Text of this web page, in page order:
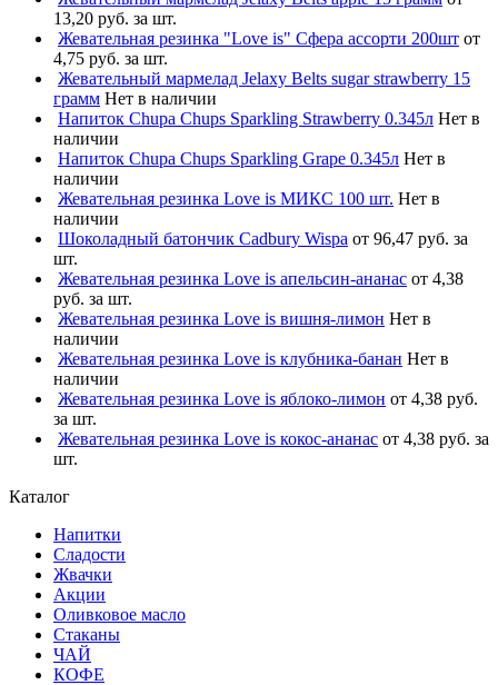
13,20 руб. за шт.
Жевательная резинка "Love is" Сфера ассорти 200шт от
4,75 руб. за шт.
Жевательный мармелад Jelaxy Belts sugar strawberry 15
грамм Нет в наличии
Напиток Chupa Chups Sparkling Strawberry 0.345л Нет в
наличии
Напиток Chupa Chups Sparkling Grape 0.345л Нет в
наличии
Жевательная резинка Love is МИКС 100 шт. Нет в
наличии
Шоколадный батончик Cadbury Wispa от 96,47 руб. за
шт.
Жевательная резинка Love is апельсин-ананас от 4,38
руб. за шт.
Жевательная резинка Love is вишня-лимон Нет в
наличии
Жевательная резинка Love is клубника-банан Нет в
наличии
Жевательная резинка Love is яблоко-лимон от 4,38 руб.
за шт.
Жевательная резинка Love is кокос-ананас от 4,38 руб. за
шт.
Каталог
Напитки
Сладости
Жвачки
Акции
Оливковое масло
Стаканы
ЧАЙ
КОФЕ